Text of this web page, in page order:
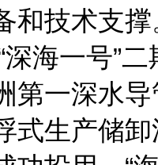
和技术支
深海一号”
第一深水
式生产储